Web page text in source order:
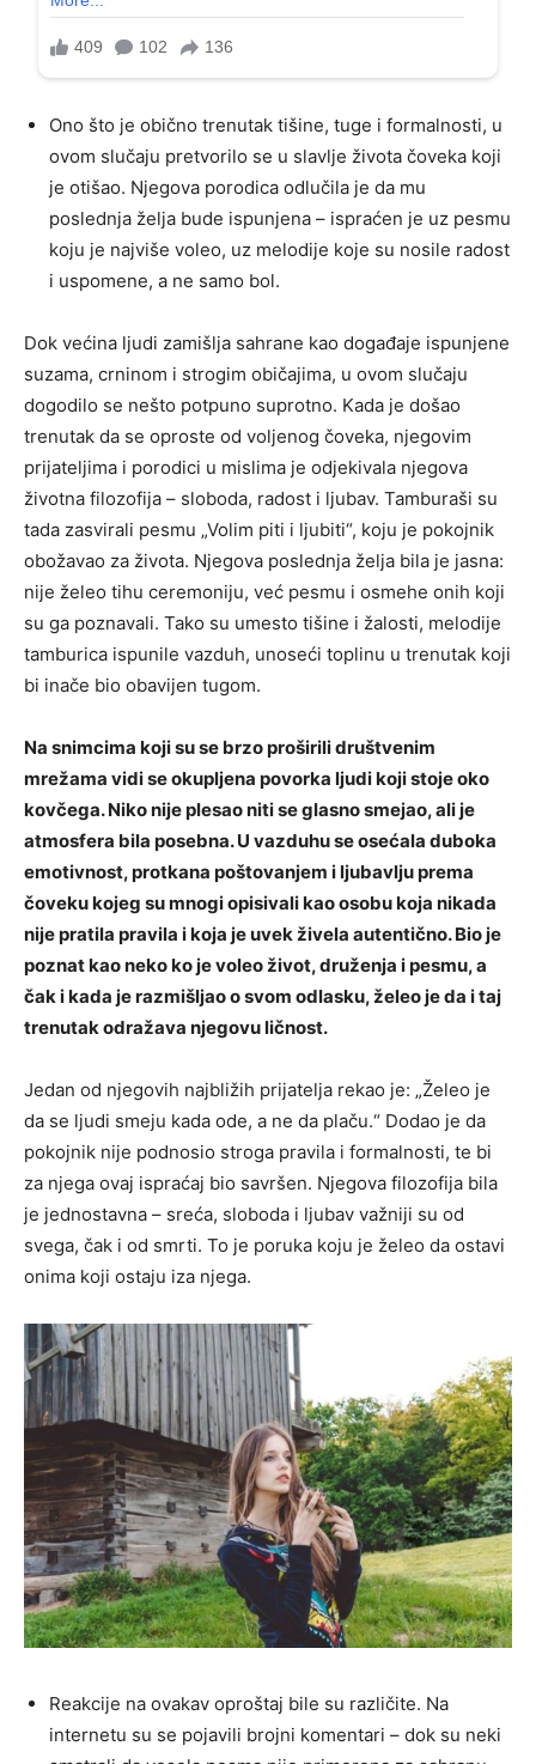
Ono što je obično trenutak tišine, tuge i formalnosti, u
ovom slučaju pretvorilo se u slavlje života čoveka koji
je otišao. Njegova porodica odlučila je da mu
poslednja želja bude ispunjena – ispraćen je uz pesmu
koju je najviše voleo, uz melodije koje su nosile radost
i uspomene, a ne samo bol.
Dok većina ljudi zamišlja sahrane kao događaje ispunjene
suzama, crninom i strogim običajima, u ovom slučaju
dogodilo se nešto potpuno suprotno. Kada je došao
trenutak da se oproste od voljenog čoveka, njegovim
prijateljima i porodici u mislima je odjekivala njegova
životna filozofija – sloboda, radost i ljubav. Tamburaši su
tada zasvirali pesmu „Volim piti i ljubiti“, koju je pokojnik
obožavao za života. Njegova poslednja želja bila je jasna:
nije želeo tihu ceremoniju, već pesmu i osmehe onih koji
su ga poznavali. Tako su umesto tišine i žalosti, melodije
tamburica ispunile vazduh, unoseći toplinu u trenutak koji
bi inače bio obavijen tugom.
Na snimcima koji su se brzo proširili društvenim
mrežama vidi se okupljena povorka ljudi koji stoje oko
kovčega. Niko nije plesao niti se glasno smejao, ali je
atmosfera bila posebna. U vazduhu se osećala duboka
emotivnost, protkana poštovanjem i ljubavlju prema
čoveku kojeg su mnogi opisivali kao osobu koja nikada
nije pratila pravila i koja je uvek živela autentično. Bio je
poznat kao neko ko je voleo život, druženja i pesmu, a
čak i kada je razmišljao o svom odlasku, želeo je da i taj
trenutak odražava njegovu ličnost.
Jedan od njegovih najbližih prijatelja rekao je: „Želeo je
da se ljudi smeju kada ode, a ne da plaču.“ Dodao je da
pokojnik nije podnosio stroga pravila i formalnosti, te bi
za njega ovaj ispraćaj bio savršen. Njegova filozofija bila
je jednostavna – sreća, sloboda i ljubav važniji su od
svega, čak i od smrti. To je poruka koju je želeo da ostavi
onima koji ostaju iza njega.
Reakcije na ovakav oproštaj bile su različite. Na
internetu su se pojavili brojni komentari – dok su neki